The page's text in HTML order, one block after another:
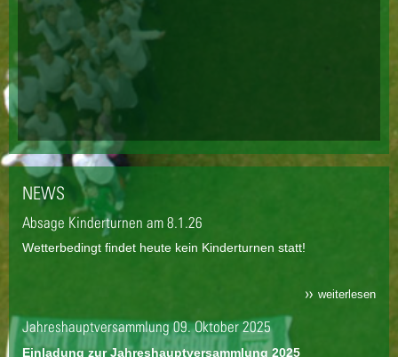
NEWS
Absage Kinderturnen am 8.1.26
Wetterbedingt findet heute kein Kinderturnen statt!
weiterlesen
Jahreshauptversammlung 09. Oktober 2025
Einladung zur Jahreshauptversammlung 2025